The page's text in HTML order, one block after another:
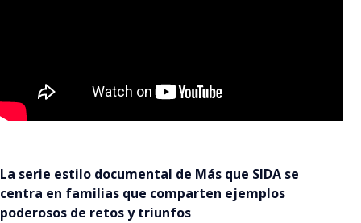
La serie estilo documental de Más que SIDA se
centra en familias que comparten ejemplos
poderosos de retos y triunfos